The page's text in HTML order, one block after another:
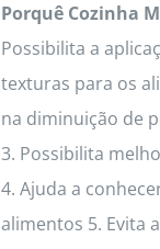
Porquê Cozinha
Possibilita a
texturas para os
na diminuição de
3. Possibilita
4. Ajuda a
alimentos 5. Evita